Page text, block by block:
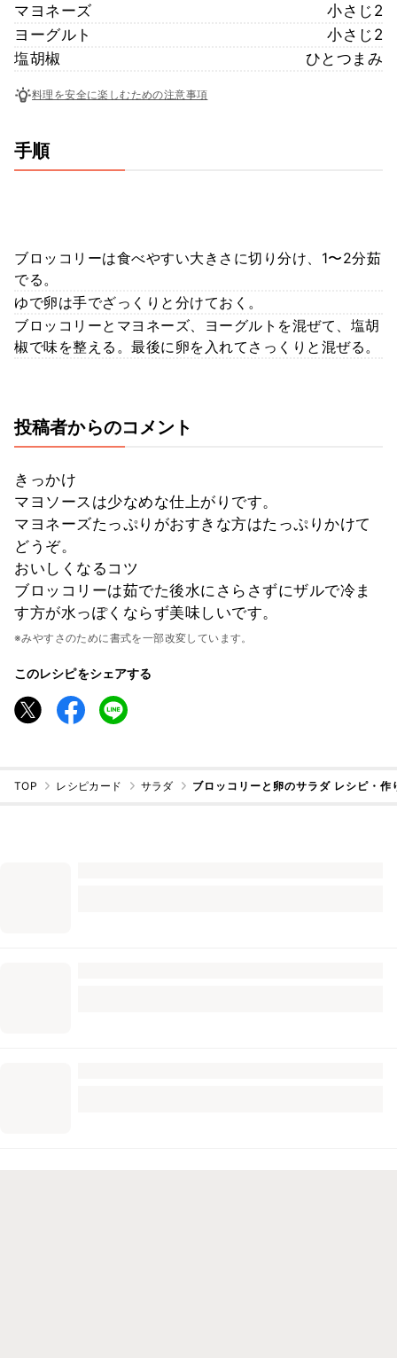
マヨネーズ
小さじ2
ヨーグルト
小さじ2
塩胡椒
ひとつまみ
料理を安全に楽しむための注意事項
手順
ブロッコリーは食べやすい大きさに切り分け、1〜2分茹
でる。
ゆで卵は手でざっくりと分けておく。
ブロッコリーとマヨネーズ、ヨーグルトを混ぜて、塩胡
椒で味を整える。最後に卵を入れてさっくりと混ぜる。
投稿者からのコメント
きっかけ
マヨソースは少なめな仕上がりです。
マヨネーズたっぷりがおすきな方はたっぷりかけて
どうぞ。
おいしくなるコツ
ブロッコリーは茹でた後水にさらさずにザルで冷ま
す方が水っぽくならず美味しいです。
※みやすさのために書式を一部改変しています。
このレシピをシェアする
TOP レシピカード サラダ ブロッコリーと卵のサラダ レシピ・作